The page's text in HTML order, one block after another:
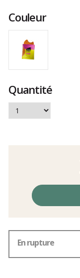
Couleur
Quantité
unitaire,
En rupture